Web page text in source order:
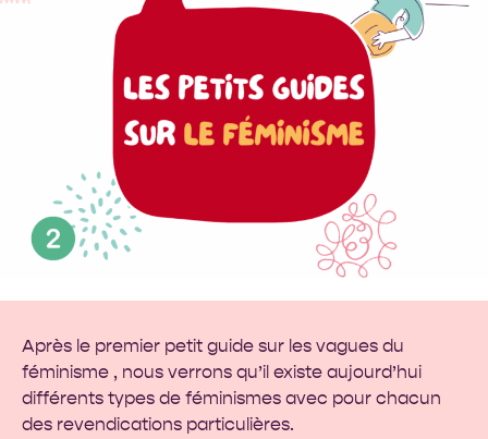
Après le premier petit guide sur les vagues du
féminisme , nous verrons qu’il existe aujourd’hui
différents types de féminismes avec pour chacun
des revendications particulières.